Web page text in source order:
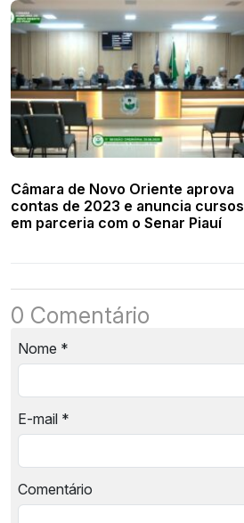
Câmara de Novo Oriente aprova
contas de 2023 e anuncia cursos
em parceria com o Senar Piauí
0 Comentário
Nome *
E-mail *
Comentário